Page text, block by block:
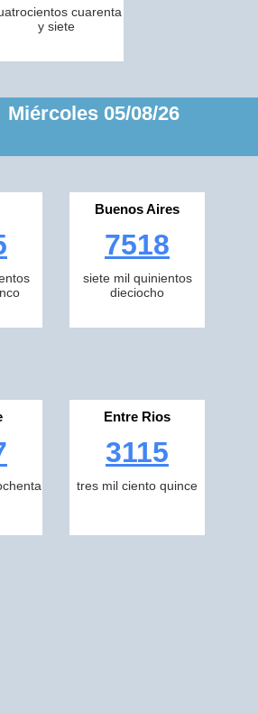
cuarenta
y siete
05/08/26
Buenos Aires
7518
siete mil quinientos
dieciocho
Entre Rios
3115
tres mil ciento quince